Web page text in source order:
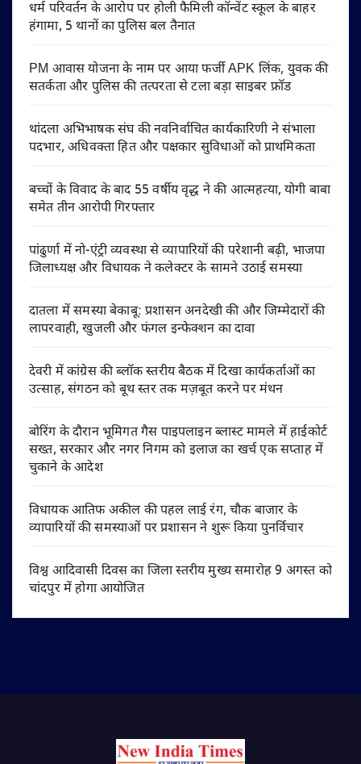
धर्म परिवर्तन के आरोप पर होली फैमिली कॉन्वेंट स्कूल के बाहर
हंगामा, 5 थानों का पुलिस बल तैनात
PM आवास योजना के नाम पर आया फर्जी APK लिंक, युवक की
सतर्कता और पुलिस की तत्परता से टला बड़ा साइबर फ्रॉड
थांदला अभिभाषक संघ की नवनिर्वाचित कार्यकारिणी ने संभाला
पदभार, अधिवक्ता हित और पक्षकार सुविधाओं को प्राथमिकता
बच्चों के विवाद के बाद 55 वर्षीय वृद्ध ने की आत्महत्या, योगी बाबा
समेत तीन आरोपी गिरफ्तार
पांढुर्णा में नो-एंट्री व्यवस्था से व्यापारियों की परेशानी बढ़ी, भाजपा
जिलाध्यक्ष और विधायक ने कलेक्टर के सामने उठाई समस्या
दातला में समस्या बेकाबू: प्रशासन अनदेखी की और जिम्मेदारों की
लापरवाही, खुजली और फंगल इन्फेक्शन का दावा
देवरी में कांग्रेस की ब्लॉक स्तरीय बैठक में दिखा कार्यकर्ताओं का
उत्साह, संगठन को बूथ स्तर तक मज़बूत करने पर मंथन
बोरिंग के दौरान भूमिगत गैस पाइपलाइन ब्लास्ट मामले में हाईकोर्ट
सख्त, सरकार और नगर निगम को इलाज का खर्च एक सप्ताह में
चुकाने के आदेश
विधायक आतिफ अकील की पहल लाई रंग, चौक बाजार के
व्यापारियों की समस्याओं पर प्रशासन ने शुरू किया पुनर्विचार
विश्व आदिवासी दिवस का जिला स्तरीय मुख्य समारोह 9 अगस्त को
चांदपुर में होगा आयोजित